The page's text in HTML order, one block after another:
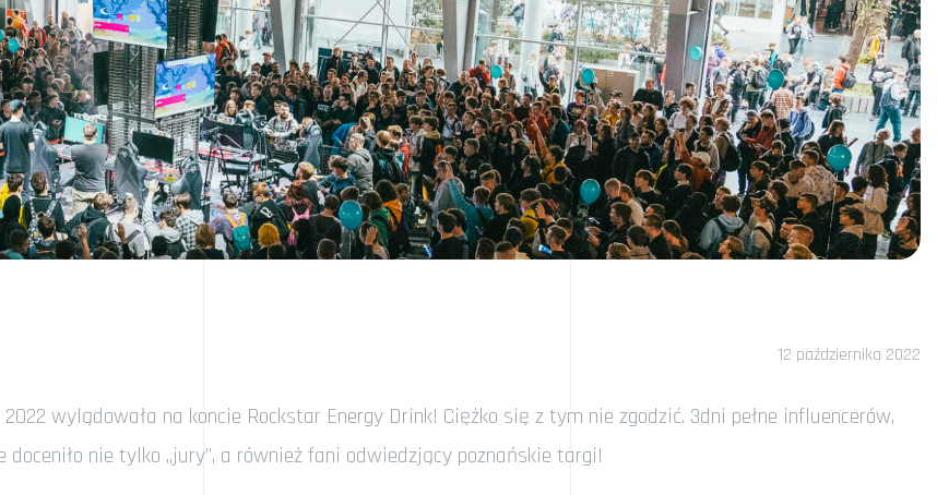
12 października 2022
wylądowała na koncie Rockstar Energy Drink! Ciężko się z tym nie zgodzić. 3dni pełne influencerów,
nie tylko „jury”, a również fani odwiedzjący poznańskie targi!